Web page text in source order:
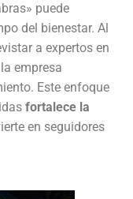
puede
del bienestar. Al
a expertos en
empresa
Este enfoque
fortalece la
en seguidores